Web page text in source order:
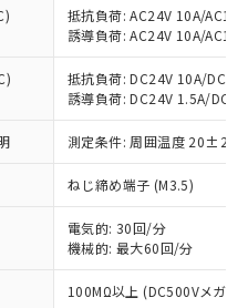
抵抗負荷: AC24V 10A/
誘導負荷: AC24V 10A/
抵抗負荷: DC24V 10A/
誘導負荷: DC24V 1.5A/
測定条件: 周囲温度 20±2℃
ねじ締め端子 (M3.5)
電気的: 30回/分
機械的: 最大60回/分
100MΩ以上 (DC500Vメガ)
だき、同意のうえ
社制御機器事業取扱
況および標準価格
ていただくもので
取扱商品の中には、
外となる商品もある
準価格照会結果は、
れるものであり、閲
指令（10物質）の
で、対応品を出す予
指令（10物質）の
査中または確認中の
料など無形物で、有
商品です。
非含有部品として
明した場合などや
があります。
有率が中国RoHSの
有率が中国RoHSの
を示します。
社販売部門へお問
社製品のうち、外国
易法に定める商品
等」という）を輸出
供する場合は、日本